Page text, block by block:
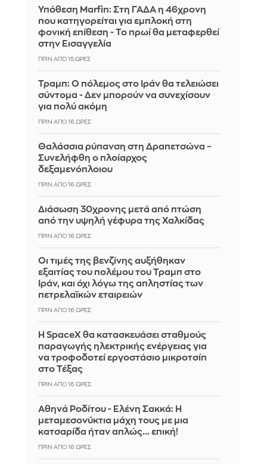
Υπόθεση Marfin: Στη ΓΑΔΑ η 46χρονη
που κατηγορείται για εμπλοκή στη
φονική επίθεση - Το πρωί θα μεταφερθεί
στην Εισαγγελία
ΠΡΙΝ ΑΠΌ 15 ΏΡΕΣ
Τραμπ: Ο πόλεμος στο Ιράν θα τελειώσει
σύντομα - Δεν μπορούν να συνεχίσουν
για πολύ ακόμη
ΠΡΙΝ ΑΠΌ 16 ΏΡΕΣ
Θαλάσσια ρύπανση στη Δραπετσώνα –
Συνελήφθη ο πλοίαρχος
δεξαμενόπλοιου
ΠΡΙΝ ΑΠΌ 16 ΏΡΕΣ
Διάσωση 30χρονης μετά από πτώση
από την υψηλή γέφυρα της Χαλκίδας
ΠΡΙΝ ΑΠΌ 16 ΏΡΕΣ
Οι τιμές της βενζίνης αυξήθηκαν
εξαιτίας του πολέμου του Τραμπ στο
Ιράν, και όχι λόγω της απληστίας των
πετρελαϊκών εταιρειών
ΠΡΙΝ ΑΠΌ 16 ΏΡΕΣ
Η SpaceX θα κατασκευάσει σταθμούς
παραγωγής ηλεκτρικής ενέργειας για
να τροφοδοτεί εργοστάσιο μικροτσίπ
στο Τέξας
ΠΡΙΝ ΑΠΌ 16 ΏΡΕΣ
Αθηνά Ροδίτου - Ελένη Σακκά: Η
μεταμεσονύκτια μάχη τους με μια
κατσαρίδα ήταν απλώς... επική!
ΠΡΙΝ ΑΠΌ 16 ΏΡΕΣ